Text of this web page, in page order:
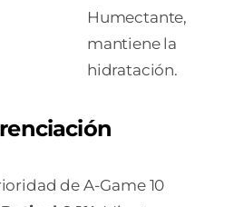
Humectante,
mantiene la
hidratación.
de A-Game 10